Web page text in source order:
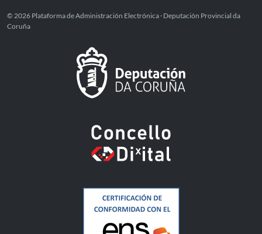
© 2026 Plataforma de Administración Electrónica · Deputación Provincial da
Coruña